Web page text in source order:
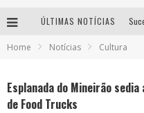
ÚLTIMAS NOTÍCIAS
Home Notícias Cultura
Esplanada do Mineirão
de Food Trucks